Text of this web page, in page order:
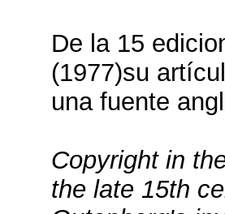
De la 15
(1977)su
una fuente
Copyright in
the late 15th